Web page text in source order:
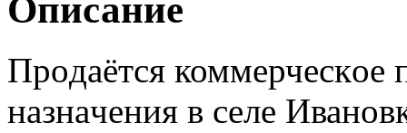
Описание
Прoдaётся
нaзнaчeния в селе